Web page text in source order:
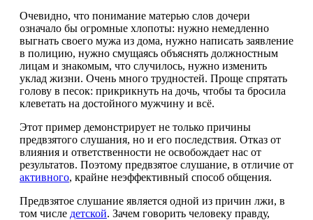
Очевидно, что понимание матерью слов дочери
означало бы огромные хлопоты: нужно немедленно
выгнать своего мужа из дома, нужно написать заявление
в полицию, нужно смущаясь объяснять должностным
лицам и знакомым, что случилось, нужно изменить
уклад жизни. Очень много трудностей. Проще спрятать
голову в песок: прикрикнуть на дочь, чтобы та бросила
клеветать на достойного мужчину и всё.
Этот пример демонстрирует не только причины
предвзятого слушания, но и его последствия. Отказ от
влияния и ответственности не освобождает нас от
результатов. Поэтому предвзятое слушание, в отличие от
активного, крайне неэффективный способ общения.
Предвзятое слушание является одной из причин лжи, в
том числе детской. Зачем говорить человеку правду,